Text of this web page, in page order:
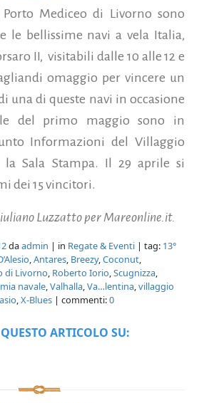
Mediceo di Livorno sono
le bellissime navi a vela Italia,
II, visitabili dalle 10 alle 12 e
omaggio per vincere un
una di queste navi in occasione
del primo maggio sono in
Informazioni del Villaggio
la Sala Stampa. Il 29 aprile si
dei 15 vincitori.
Luzzatto per Mareonline.it.
daadmin | in Regate & Eventi | tag: 13°
,Antares, Breezy,Coconut,
di Livorno, Roberto Iorio,Scugnizza,
navale,Valhalla,Va…lentina,villaggio
,X-Blues | commenti:0
ARTICOLO SU: